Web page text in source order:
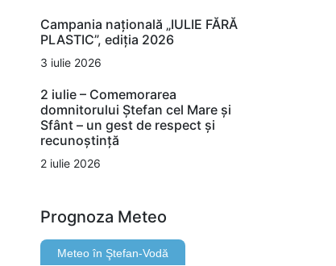
Campania națională „IULIE FĂRĂ
PLASTIC”, ediția 2026
3 iulie 2026
2 iulie – Comemorarea
domnitorului Ștefan cel Mare și
Sfânt – un gest de respect și
recunoștință
2 iulie 2026
Prognoza Meteo
Meteo în Ştefan-Vodă